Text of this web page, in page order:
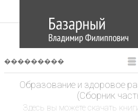
Образование и здоровое
(Сборник
Здесь вы можете скачать